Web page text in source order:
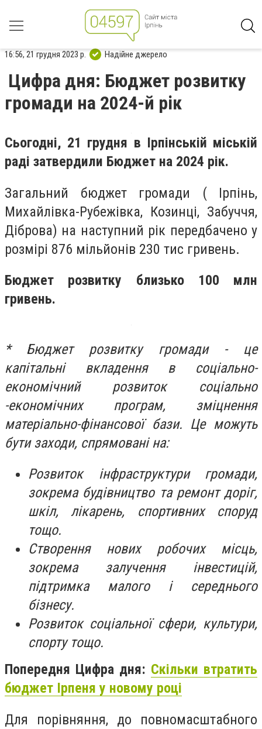
16:56, 21 грудня 2023 р. Надійне джерело
Цифра дня: Бюджет розвитку
громади на 2024-й рік
Сьогодні, 21 грудня в Ірпінській міській
раді затвердили Бюджет на 2024 рік.
Загальний бюджет громади ( Ірпінь,
Михайлівка-Рубежівка, Козинці, Забуччя,
Діброва) на наступний рік передбачено у
розмірі 876 мільйонів 230 тис гривень.
Бюджет розвитку близько 100 млн
гривень.
* Бюджет розвитку громади - це
капітальні вкладення в соціально-
економічний розвиток соціально
-економічних програм, зміцнення
матеріально-фінансової бази. Це можуть
бути заходи, спрямовані на:
Розвиток інфраструктури громади,
зокрема будівництво та ремонт доріг,
шкіл, лікарень, спортивних споруд
тощо.
Створення нових робочих місць,
зокрема залучення інвестицій,
підтримка малого і середнього
бізнесу.
Розвиток соціальної сфери, культури,
спорту тощо.
Попередня Цифра дня: Скільки втратить
бюджет Ірпеня у новому році
Для порівняння, до повномасштабного